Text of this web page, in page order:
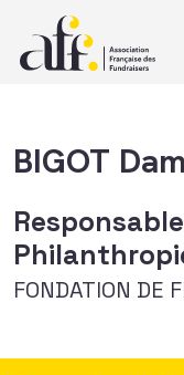
BIGOT
FONDATION DE